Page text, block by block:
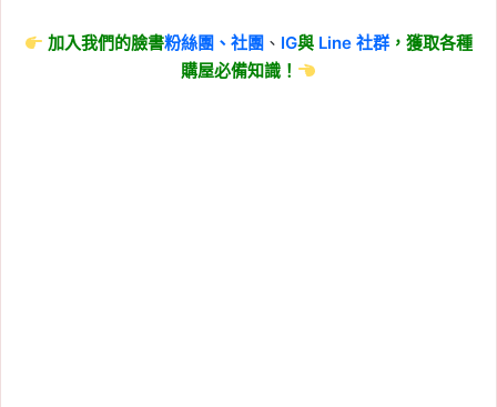
加入我們的臉書粉絲團、社團 、 IG與 Line社群 ，獲取各種
購屋必備知識！